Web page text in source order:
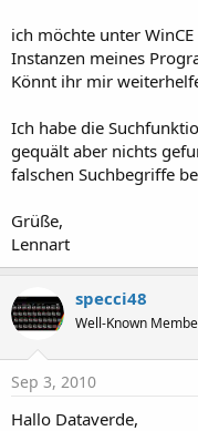
a
r
t
e
r
ich möchte unter
Instanzen meines
Könnt ihr mir
Ich habe die
gequält aber nichts
falschen Suchbegriffe
Grüße,
Lennart
specci48
Well-Known
Sep 3, 2010
Hallo Dataverde,